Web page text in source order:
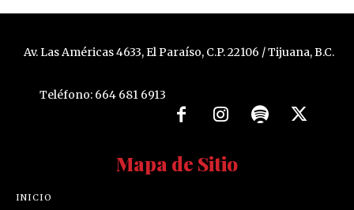
Av. Las Américas 4633, El Paraíso, C.P. 22106 / Tijuana, B.C.
Teléfono: 664 681 6913
Mapa de Sitio
INICIO